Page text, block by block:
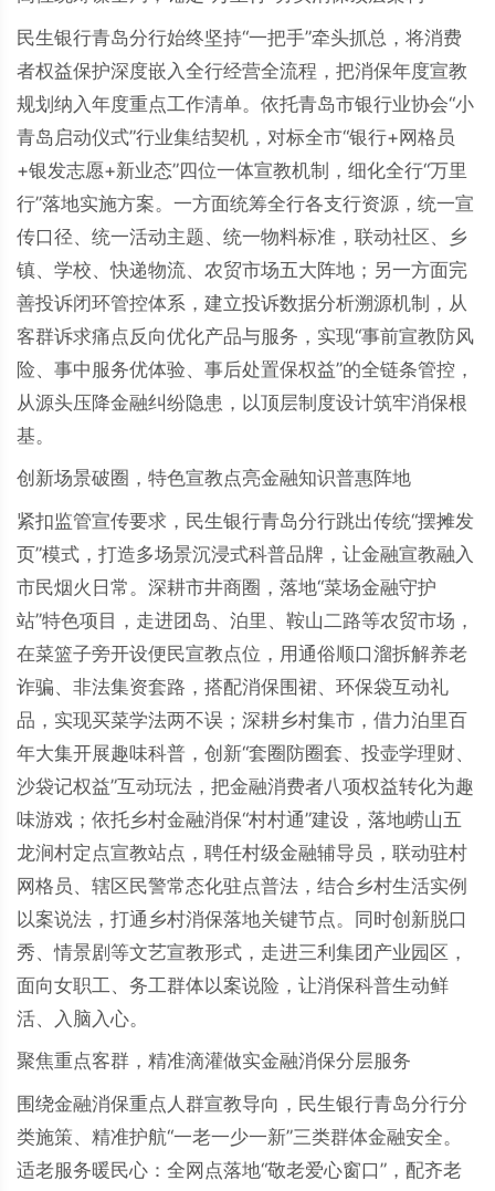
民生银行青岛分行始终坚持“一把手”牵头抓总，将消费
者权益保护深度嵌入全行经营全流程，把消保年度宣教
规划纳入年度重点工作清单。依托青岛市银行业协会“小
青岛启动仪式”行业集结契机，对标全市“银行+网格员
+银发志愿+新业态”四位一体宣教机制，细化全行“万里
行”落地实施方案。一方面统筹全行各支行资源，统一宣
传口径、统一活动主题、统一物料标准，联动社区、乡
镇、学校、快递物流、农贸市场五大阵地；另一方面完
善投诉闭环管控体系，建立投诉数据分析溯源机制，从
客群诉求痛点反向优化产品与服务，实现“事前宣教防风
险、事中服务优体验、事后处置保权益”的全链条管控，
从源头压降金融纠纷隐患，以顶层制度设计筑牢消保根
基。
创新场景破圈，特色宣教点亮金融知识普惠阵地
紧扣监管宣传要求，民生银行青岛分行跳出传统“摆摊发
页”模式，打造多场景沉浸式科普品牌，让金融宣教融入
市民烟火日常。深耕市井商圈，落地“菜场金融守护
站”特色项目，走进团岛、泊里、鞍山二路等农贸市场，
在菜篮子旁开设便民宣教点位，用通俗顺口溜拆解养老
诈骗、非法集资套路，搭配消保围裙、环保袋互动礼
品，实现买菜学法两不误；深耕乡村集市，借力泊里百
年大集开展趣味科普，创新“套圈防圈套、投壶学理财、
沙袋记权益”互动玩法，把金融消费者八项权益转化为趣
味游戏；依托乡村金融消保“村村通”建设，落地崂山五
龙涧村定点宣教站点，聘任村级金融辅导员，联动驻村
网格员、辖区民警常态化驻点普法，结合乡村生活实例
以案说法，打通乡村消保落地关键节点。同时创新脱口
秀、情景剧等文艺宣教形式，走进三利集团产业园区，
面向女职工、务工群体以案说险，让消保科普生动鲜
活、入脑入心。
聚焦重点客群，精准滴灌做实金融消保分层服务
围绕金融消保重点人群宣教导向，民生银行青岛分行分
类施策、精准护航“一老一少一新”三类群体金融安全。
适老服务暖民心：全网点落地“敬老爱心窗口”，配齐老